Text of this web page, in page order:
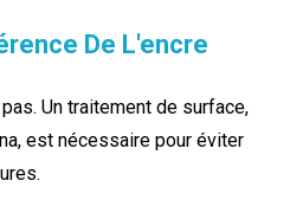
De L'encre
Un traitement de surface,
est nécessaire pour éviter